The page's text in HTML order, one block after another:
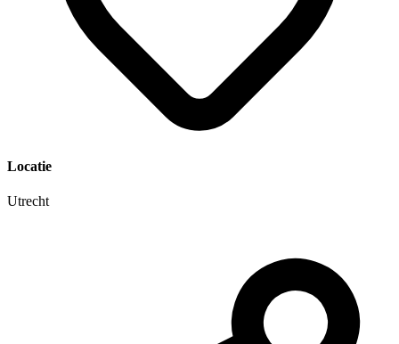
Locatie
Utrecht